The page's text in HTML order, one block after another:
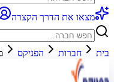
מצאו את הדרך הקצרה
בית חברות הפניקס